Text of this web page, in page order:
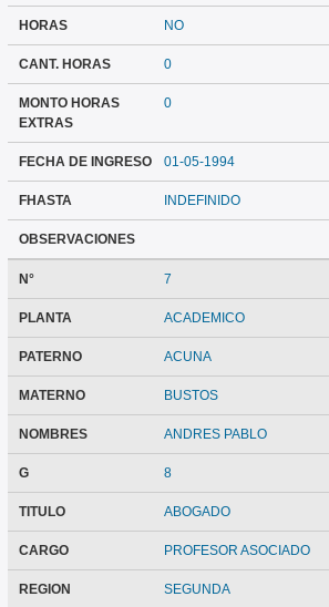
HORAS NO
CANT. HORAS 0
MONTO HORAS
EXTRAS
0
FECHA DE INGRESO 01-05-1994
FHASTA INDEFINIDO
OBSERVACIONES
N° 7
PLANTA ACADEMICO
PATERNO ACUNA
MATERNO BUSTOS
NOMBRES ANDRES PABLO
G 8
TITULO ABOGADO
CARGO PROFESOR ASOCIADO
REGION SEGUNDA